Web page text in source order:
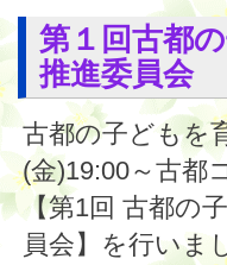
第１回古都
推進委員会
古都の子どもを
(金)19:00～古都
【第1回 古都の
員会】を行いま